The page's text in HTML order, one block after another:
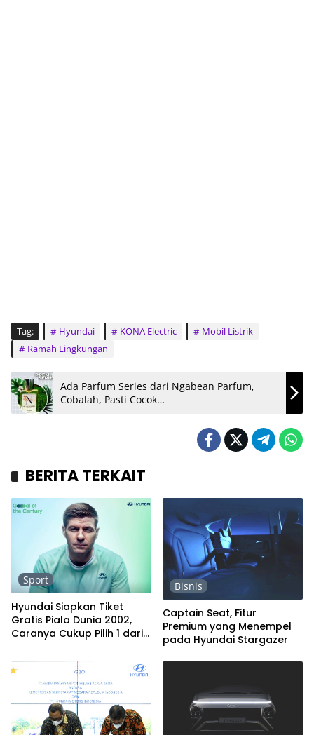
Tag: Hyundai KONA Electric
Mobil Listrik
Ramah Lingkungan
Ada Parfum Series dari Ngabean Parfum,
Cobalah, Pasti Cocok…
BERITA TERKAIT
Sport
Hyundai Siapkan Tiket
Gratis Piala Dunia 2002,
Caranya Cukup Pilih 1 dari
Bisnis
Captain Seat, Fitur
Premium yang Menempel
pada Hyundai Stargazer